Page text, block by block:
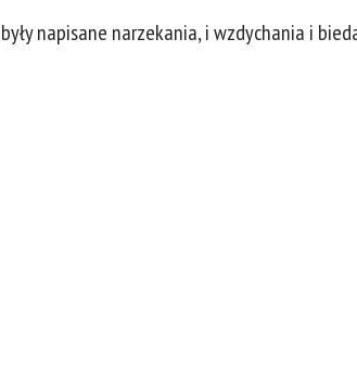
napisane narzekania, i wzdychania i